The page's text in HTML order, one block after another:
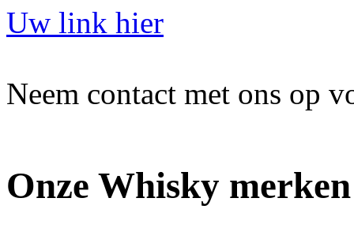
Uw link hier
Neem contact met ons op
Onze Whisky merken